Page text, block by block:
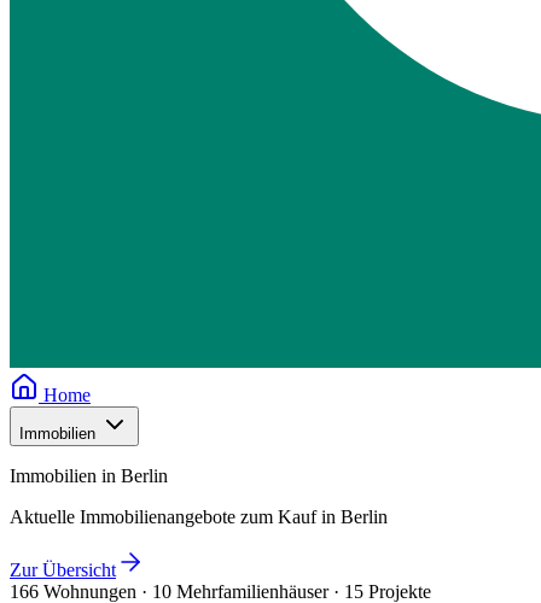
Home
Immobilien
Immobilien in Berlin
Aktuelle Immobilienangebote zum Kauf in Berlin
Zur Übersicht
166 Wohnungen · 10 Mehrfamilienhäuser · 15 Projekte